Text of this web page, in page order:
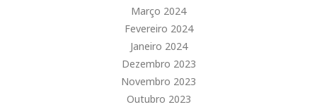
Março 2024
Fevereiro 2024
Janeiro 2024
Dezembro 2023
Novembro 2023
Outubro 2023